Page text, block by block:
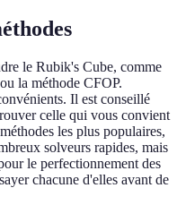
le Rubik's Cube, comme
la méthode CFOP.
Il est conseillé
celle qui vous convient
les plus populaires,
solveurs rapides, mais
le perfectionnement des
chacune d'elles avant de